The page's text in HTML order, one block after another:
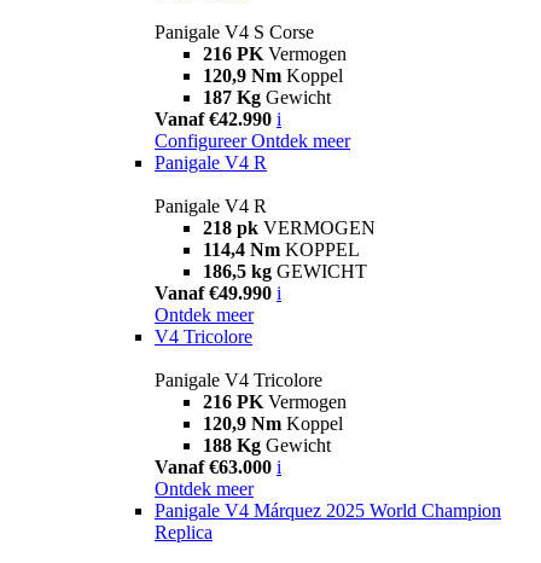
Panigale V4 S Corse
216 PK Vermogen
120,9 Nm Koppel
187 Kg Gewicht
Vanaf €42.990 i
Configureer Ontdek meer
Panigale V4 R
Panigale V4 R
218 pk VERMOGEN
114,4 Nm KOPPEL
186,5 kg GEWICHT
Vanaf €49.990 i
Ontdek meer
V4 Tricolore
Panigale V4 Tricolore
216 PK Vermogen
120,9 Nm Koppel
188 Kg Gewicht
Vanaf €63.000 i
Ontdek meer
Panigale V4 Márquez 2025 World Champion
Replica